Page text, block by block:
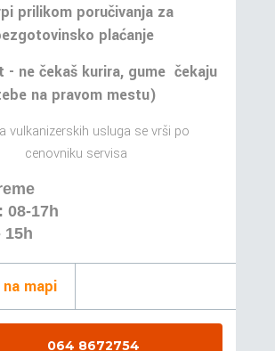
prilikom poručivanja za
plaćanje
- ne čekaš kurira, gume čekaju
na pravom mestu)
vulkanizerskih usluga se vrši po
cenovniku servisa
08-17h
15h
mapi
064 8672754